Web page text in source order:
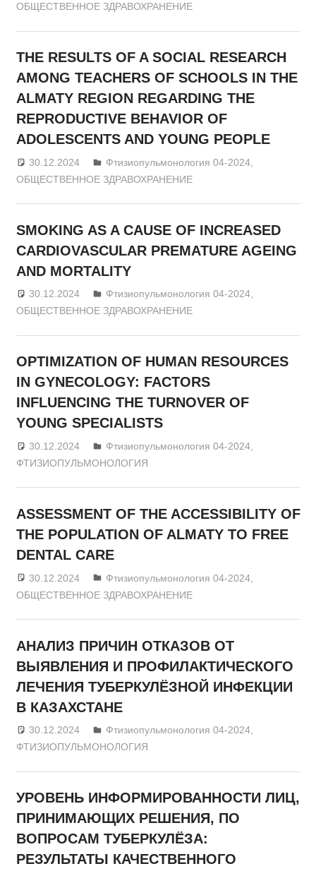
ОБЩЕСТВЕННОЕ ЗДРАВОХРАНЕНИЕ
THE RESULTS OF A SOCIAL RESEARCH
AMONG TEACHERS OF SCHOOLS IN THE
ALMATY REGION REGARDING THE
REPRODUCTIVE BEHAVIOR OF
ADOLESCENTS AND YOUNG PEOPLE
30.12.2024 admin
Фтизиопульмонология 04-2024
ОБЩЕСТВЕННОЕ ЗДРАВОХРАНЕНИЕ
SMOKING AS A CAUSE OF INCREASED
CARDIOVASCULAR PREMATURE AGEING
AND MORTALITY
30.12.2024 admin
Фтизиопульмонология 04-2024,
ОБЩЕСТВЕННОЕ ЗДРАВОХРАНЕНИЕ
OPTIMIZATION OF HUMAN RESOURCES
IN GYNECOLOGY: FACTORS
INFLUENCING THE TURNOVER OF
YOUNG SPECIALISTS
30.12.2024 admin
Фтизиопульмонология 04-2024
ФТИЗИОПУЛЬМОНОЛОГИЯ
ASSESSMENT OF THE ACCESSIBILITY OF
THE POPULATION OF ALMATY TO FREE
DENTAL CARE
30.12.2024 admin
Фтизиопульмонология 04-2024
ОБЩЕСТВЕННОЕ ЗДРАВОХРАНЕНИЕ
АНАЛИЗ ПРИЧИН ОТКАЗОВ ОТ
ВЫЯВЛЕНИЯ И ПРОФИЛАКТИЧЕСКОГО
ЛЕЧЕНИЯ ТУБЕРКУЛЁЗНОЙ ИНФЕКЦИИ
В КАЗАХСТАНЕ
30.12.2024 admin
Фтизиопульмонология 04-2024
ФТИЗИОПУЛЬМОНОЛОГИЯ
УРОВЕНЬ ИНФОРМИРОВАННОСТИ ЛИЦ,
ПРИНИМАЮЩИХ РЕШЕНИЯ, ПО
ВОПРОСАМ ТУБЕРКУЛЁЗА:
РЕЗУЛЬТАТЫ КАЧЕСТВЕННОГО